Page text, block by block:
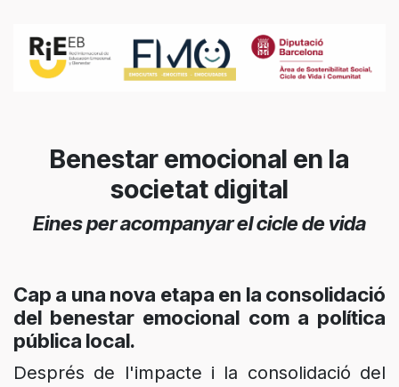
Benestar emocional en la
societat digital
Eines per acompanyar el cicle de vida
Cap a una nova etapa en la consolidació
del benestar emocional com a política
pública local.
Després de l'impacte i la consolidació del